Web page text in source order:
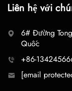
Liên hệ với
6# Đường
Quốc
+86-
[email